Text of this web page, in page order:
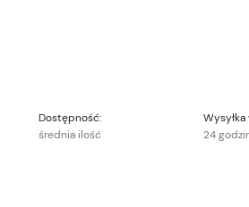
Dostępność:
średnia ilość
Wysyłka
24